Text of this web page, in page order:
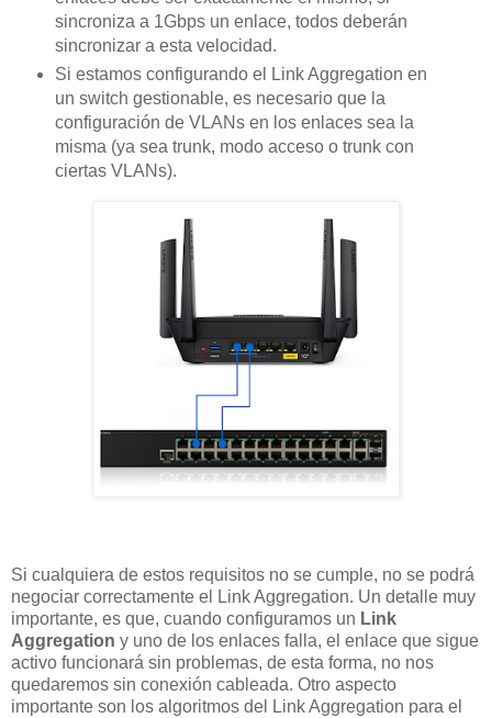
sincroniza a 1Gbps un enlace, todos deberán
sincronizar a esta velocidad.
Si estamos configurando el Link Aggregation en
un switch gestionable, es necesario que la
configuración de VLANs en los enlaces sea la
misma (ya sea trunk, modo acceso o trunk con
ciertas VLANs).
Si cualquiera de estos requisitos no se cumple, no se podrá
negociar correctamente el Link Aggregation. Un detalle muy
importante, es que, cuando configuramos un Link
Aggregation y uno de los enlaces falla, el enlace que sigue
activo funcionará sin problemas, de esta forma, no nos
quedaremos sin conexión cableada. Otro aspecto
importante son los algoritmos del Link Aggregation para el